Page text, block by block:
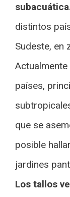
distintos
Sudeste, en
países,
que se
posible
jardines
Los tallos